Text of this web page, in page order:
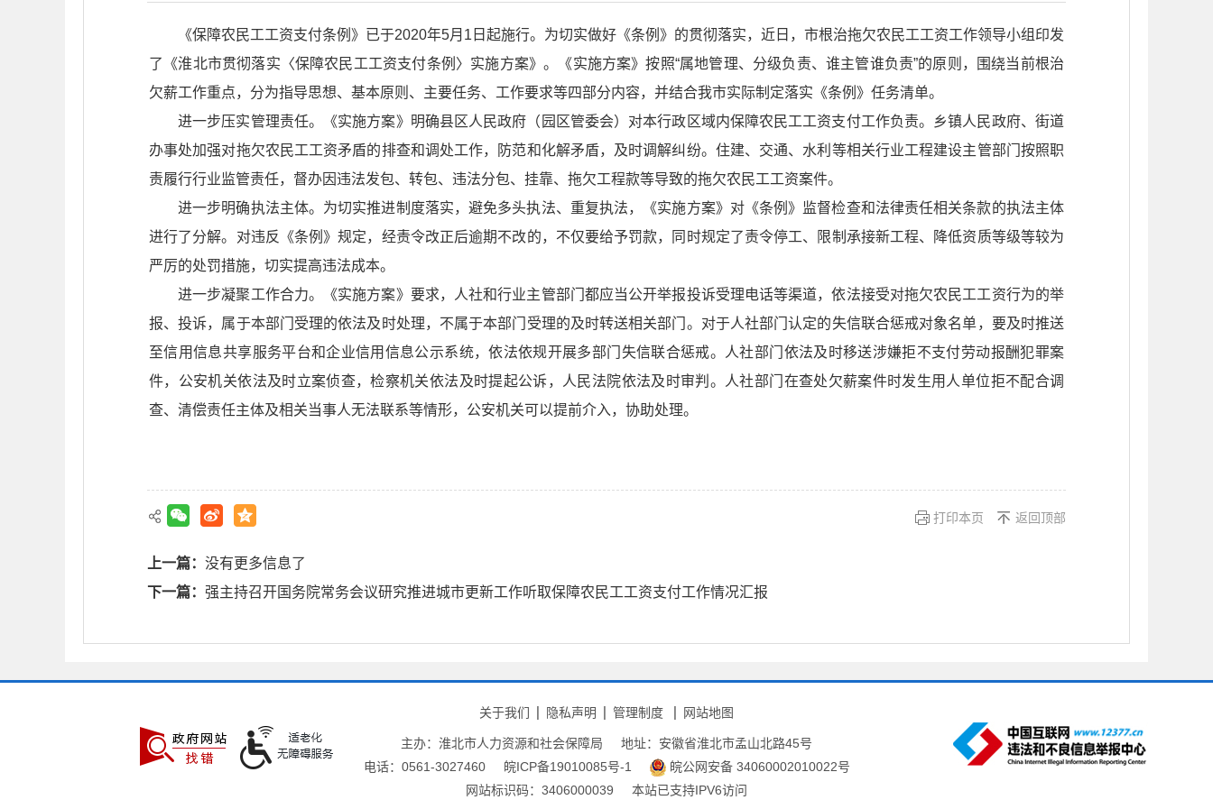
《保障农民工工资支付条例》已于2020年5月1日起施行。为切实做好《条例》的贯彻落实，近日，市根治拖欠农民工工资工作领导小组印发
了《淮北市贯彻落实〈保障农民工工资支付条例〉实施方案》。《实施方案》按照“属地管理、分级负责、谁主管谁负责”的原则，围绕当前根治
欠薪工作重点，分为指导思想、基本原则、主要任务、工作要求等四部分内容，并结合我市实际制定落实《条例》任务清单。
进一步压实管理责任。《实施方案》明确县区人民政府（园区管委会）对本行政区域内保障农民工工资支付工作负责。乡镇人民政府、街道
办事处加强对拖欠农民工工资矛盾的排查和调处工作，防范和化解矛盾，及时调解纠纷。住建、交通、水利等相关行业工程建设主管部门按照职
责履行行业监管责任，督办因违法发包、转包、违法分包、挂靠、拖欠工程款等导致的拖欠农民工工资案件。
进一步明确执法主体。为切实推进制度落实，避免多头执法、重复执法，《实施方案》对《条例》监督检查和法律责任相关条款的执法主体
进行了分解。对违反《条例》规定，经责令改正后逾期不改的，不仅要给予罚款，同时规定了责令停工、限制承接新工程、降低资质等级等较为
严厉的处罚措施，切实提高违法成本。
进一步凝聚工作合力。《实施方案》要求，人社和行业主管部门都应当公开举报投诉受理电话等渠道，依法接受对拖欠农民工工资行为的举
报、投诉，属于本部门受理的依法及时处理，不属于本部门受理的及时转送相关部门。对于人社部门认定的失信联合惩戒对象名单，要及时推送
至信用信息共享服务平台和企业信用信息公示系统，依法依规开展多部门失信联合惩戒。人社部门依法及时移送涉嫌拒不支付劳动报酬犯罪案
件，公安机关依法及时立案侦查，检察机关依法及时提起公诉，人民法院依法及时审判。人社部门在查处欠薪案件时发生用人单位拒不配合调
查、清偿责任主体及相关当事人无法联系等情形，公安机关可以提前介入，协助处理。
打印本页 返回顶部
上一篇： 没有更多信息了
下一篇： 强主持召开国务院常务会议研究推进城市更新工作听取保障农民工工资支付工作情况汇报
关于我们 隐私声明 管理制度 网站地图
主办：淮北市人力资源和社会保障局
地址：安徽省淮北市孟山北路45号
电话：0561-3027460
皖ICP备19010085号-1
皖公网安备 34060002010022号
网站标识码：3406000039
本站已支持IPV6访问